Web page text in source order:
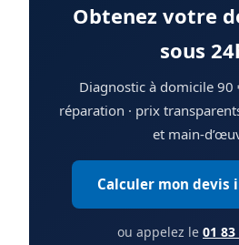
Obtenez votre
sous
Diagnostic à domicile 90
réparation · prix
et main-
Calculer mon devis
ou appelez le 01 83